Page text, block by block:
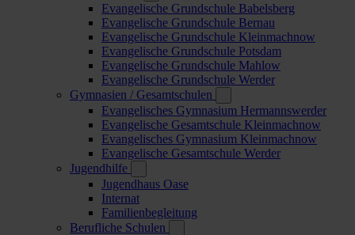
Evangelische Grundschule Babelsberg
Evangelische Grundschule Bernau
Evangelische Grundschule Kleinmachnow
Evangelische Grundschule Potsdam
Evangelische Grundschule Mahlow
Evangelische Grundschule Werder
Gymnasien / Gesamtschulen
Evangelisches Gymnasium Hermannswerder
Evangelische Gesamtschule Kleinmachnow
Evangelisches Gymnasium Kleinmachnow
Evangelische Gesamtschule Werder
Jugendhilfe
Jugendhaus Oase
Internat
Familienbegleitung
Berufliche Schulen